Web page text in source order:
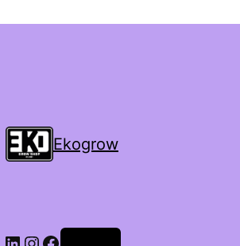
Ekogrow